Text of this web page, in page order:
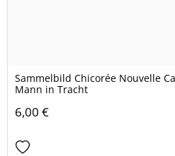
Sammelbild Chicorée Nouvelle
Mann in Tracht
6,00 €